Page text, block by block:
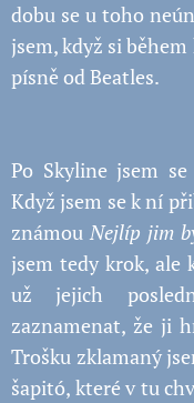
dobu se u toho
jsem, když si
písně od Beatles.
Po Skyline jsem
Když jsem se k ní
známou Nejlíp jim
jsem tedy krok, ale
už jejich
zaznamenat, že ji
Trošku zklamaný
šapitó, které v tu